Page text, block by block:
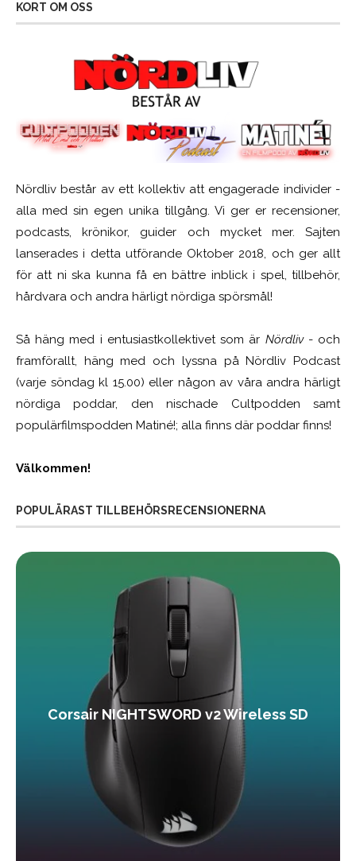
KORT OM OSS
Nördliv består av ett kollektiv att engagerade individer -
alla med sin egen unika tillgång. Vi ger er recensioner,
podcasts, krönikor, guider och mycket mer. Sajten
lanserades i detta utförande Oktober 2018, och ger allt
för att ni ska kunna få en bättre inblick i spel, tillbehör,
hårdvara och andra härligt nördiga spörsmål!
Så häng med i entusiastkollektivet som är Nördliv- och
framförallt, häng med och lyssna på Nördliv Podcast
(varje söndag kl 15.00) eller någon av våra andra härligt
nördiga poddar, den nischade Cultpodden samt
populärfilmspodden Matiné!; alla finns där poddar finns!
Välkommen!
POPULÄRAST TILLBEHÖRSRECENSIONERNA
Corsair NIGHTSWORD v2 Wireless SD